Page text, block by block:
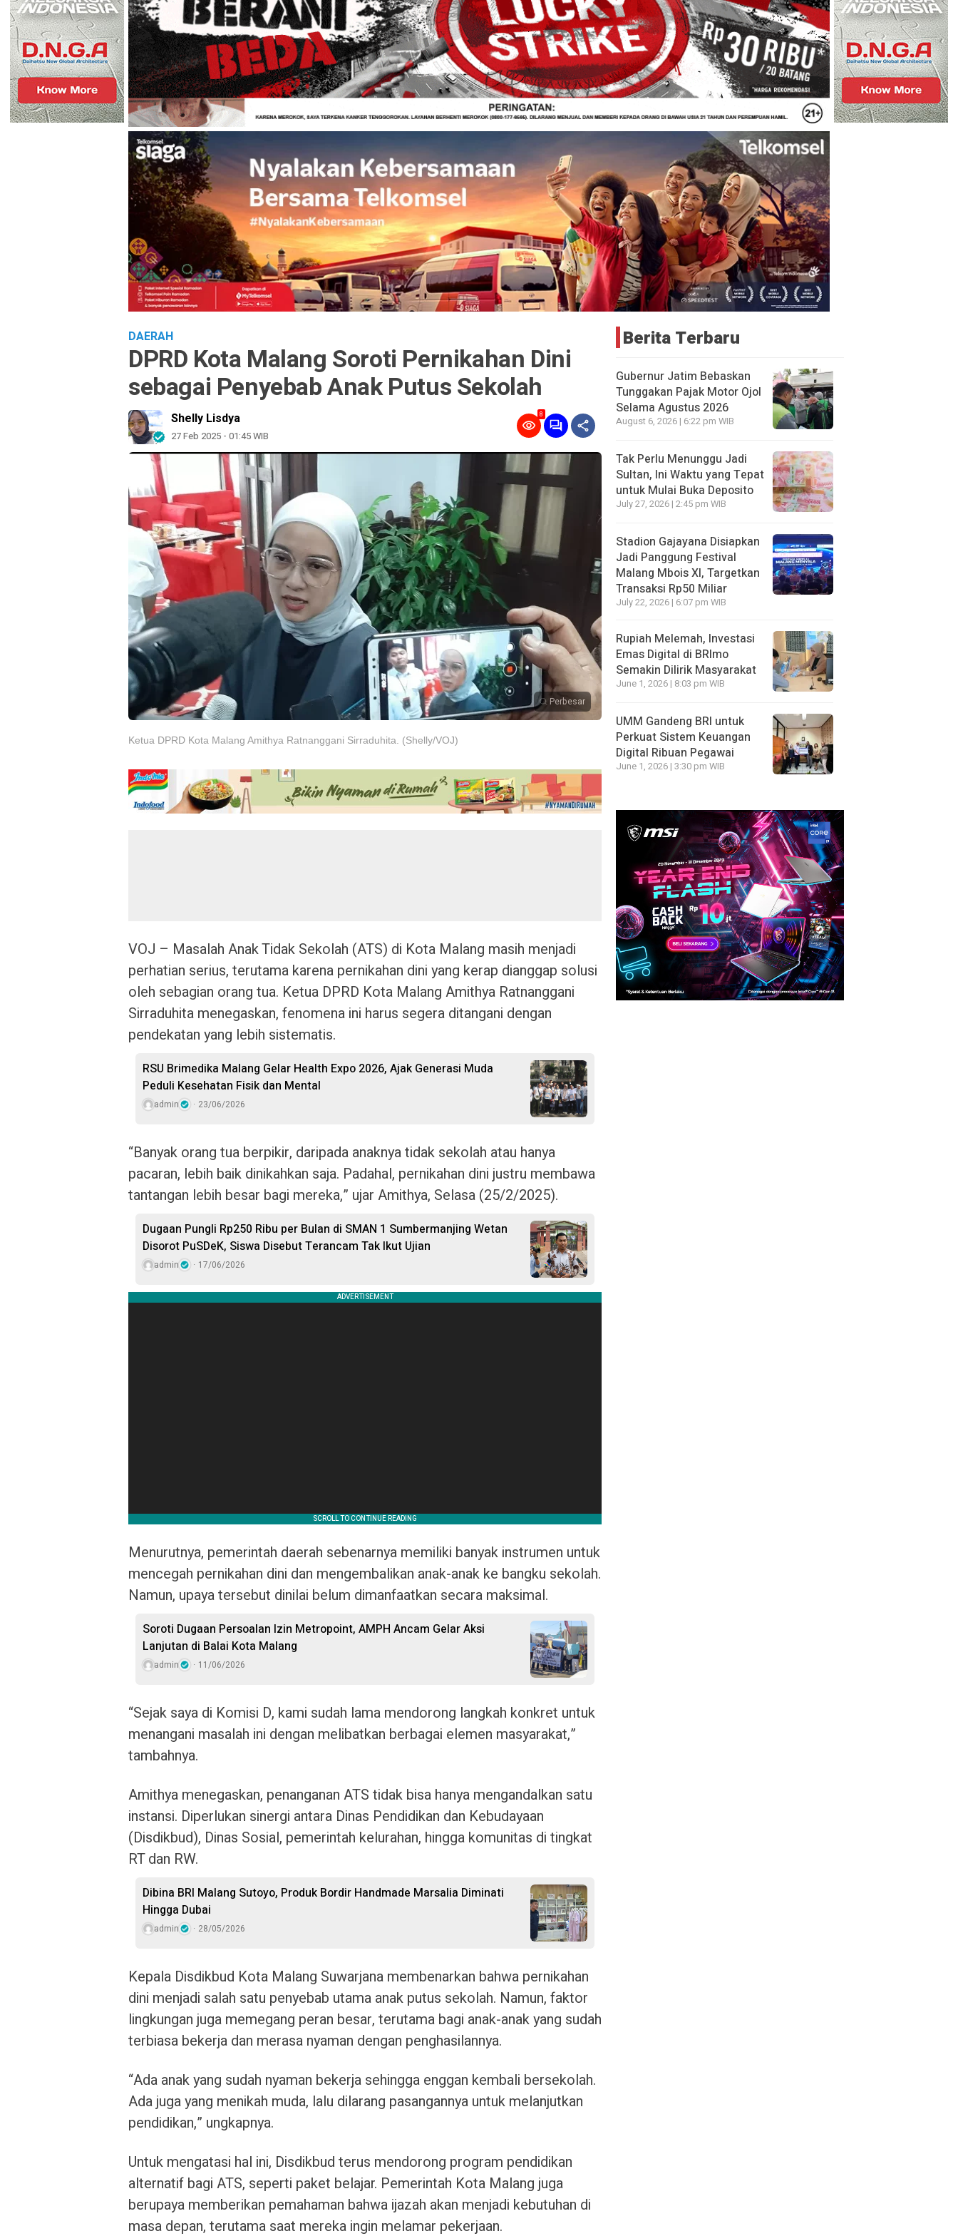
DAERAH
DPRD Kota Malang Soroti Pernikahan Dini
sebagai Penyebab Anak Putus Sekolah
Shelly Lisdya
27 Feb 2025 - 01:45 WIB
8
Perbesar
Ketua DPRD Kota Malang Amithya Ratnanggani Sirraduhita. (Shelly/VOJ)
VOJ – Masalah Anak Tidak Sekolah (ATS) di Kota Malang masih menjadi
perhatian serius, terutama karena pernikahan dini yang kerap dianggap solusi
oleh sebagian orang tua. Ketua DPRD Kota Malang Amithya Ratnanggani
Sirraduhita menegaskan, fenomena ini harus segera ditangani dengan
pendekatan yang lebih sistematis.
RSU Brimedika Malang Gelar Health Expo 2026, Ajak Generasi Muda
Peduli Kesehatan Fisik dan Mental
admin 23/06/2026
“Banyak orang tua berpikir, daripada anaknya tidak sekolah atau hanya
pacaran, lebih baik dinikahkan saja. Padahal, pernikahan dini justru membawa
tantangan lebih besar bagi mereka,” ujar Amithya, Selasa (25/2/2025).
Dugaan Pungli Rp250 Ribu per Bulan di SMAN 1 Sumbermanjing Wetan
Disorot PuSDeK, Siswa Disebut Terancam Tak Ikut Ujian
admin 17/06/2026
Menurutnya, pemerintah daerah sebenarnya memiliki banyak instrumen untuk
mencegah pernikahan dini dan mengembalikan anak-anak ke bangku sekolah.
Namun, upaya tersebut dinilai belum dimanfaatkan secara maksimal.
Soroti Dugaan Persoalan Izin Metropoint, AMPH Ancam Gelar Aksi
Lanjutan di Balai Kota Malang
admin 11/06/2026
“Sejak saya di Komisi D, kami sudah lama mendorong langkah konkret untuk
menangani masalah ini dengan melibatkan berbagai elemen masyarakat,”
tambahnya.
Amithya menegaskan, penanganan ATS tidak bisa hanya mengandalkan satu
instansi. Diperlukan sinergi antara Dinas Pendidikan dan Kebudayaan
(Disdikbud), Dinas Sosial, pemerintah kelurahan, hingga komunitas di tingkat
RT dan RW.
Dibina BRI Malang Sutoyo, Produk Bordir Handmade Marsalia Diminati
Hingga Dubai
admin 28/05/2026
Kepala Disdikbud Kota Malang Suwarjana membenarkan bahwa pernikahan
dini menjadi salah satu penyebab utama anak putus sekolah. Namun, faktor
lingkungan juga memegang peran besar, terutama bagi anak-anak yang sudah
terbiasa bekerja dan merasa nyaman dengan penghasilannya.
“Ada anak yang sudah nyaman bekerja sehingga enggan kembali bersekolah.
Ada juga yang menikah muda, lalu dilarang pasangannya untuk melanjutkan
pendidikan,” ungkapnya.
Untuk mengatasi hal ini, Disdikbud terus mendorong program pendidikan
alternatif bagi ATS, seperti paket belajar. Pemerintah Kota Malang juga
berupaya memberikan pemahaman bahwa ijazah akan menjadi kebutuhan di
masa depan, terutama saat mereka ingin melamar pekerjaan.
Berita Terbaru
Gubernur Jatim Bebaskan
Tunggakan Pajak Motor Ojol
Selama Agustus 2026
August 6, 2026 | 6:22 pm WIB
Tak Perlu Menunggu Jadi
Sultan, Ini Waktu yang Tepat
untuk Mulai Buka Deposito
July 27, 2026 | 2:45 pm WIB
Stadion Gajayana Disiapkan
Jadi Panggung Festival
Malang Mbois XI, Targetkan
Transaksi Rp50 Miliar
July 22, 2026 | 6:07 pm WIB
Rupiah Melemah, Investasi
Emas Digital di BRImo
Semakin Dilirik Masyarakat
June 1, 2026 | 8:03 pm WIB
UMM Gandeng BRI untuk
Perkuat Sistem Keuangan
Digital Ribuan Pegawai
June 1, 2026 | 3:30 pm WIB